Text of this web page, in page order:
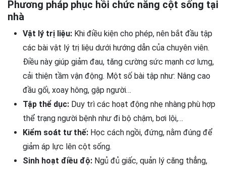
Phương pháp phục hồi chức năng cột sống tại
nhà
Vật lý trị liệu: Khi điều kiện cho phép, nên bắt đầu tập
các bài vật lý trị liệu dưới hướng dẫn của chuyên viên.
Điều này giúp giảm đau, tăng cường sức mạnh cơ lưng,
cải thiện tầm vận động. Một số bài tập như: Nâng cao
đầu gối, xoay hông, gập người…
Tập thể dục: Duy trì các hoạt động nhẹ nhàng phù hợp
thể trạng người bệnh như đi bộ chậm, bơi lội,…
Kiểm soát tư thế: Học cách ngồi, đứng, nằm đúng để
giảm áp lực lên cột sống.
Sinh hoạt điều độ: Ngủ đủ giấc, quản lý căng thẳng,